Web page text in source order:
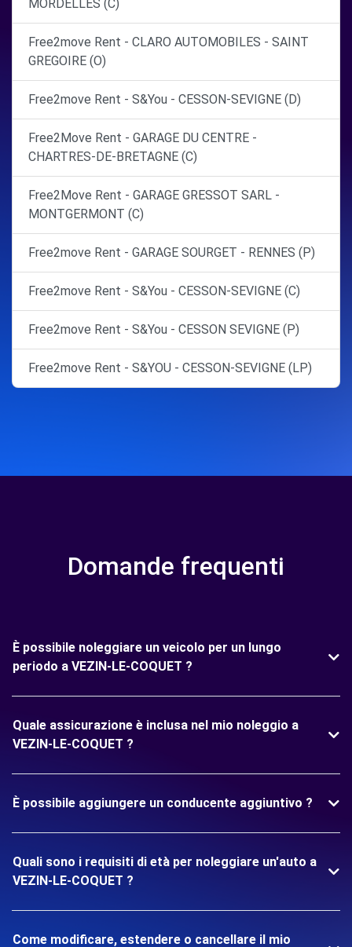
MORDELLES (C)
Free2move Rent - CLARO AUTOMOBILES - SAINT
GREGOIRE (O)
Free2move Rent - S&You - CESSON-SEVIGNE (D)
Free2Move Rent - GARAGE DU CENTRE -
CHARTRES-DE-BRETAGNE (C)
Free2Move Rent - GARAGE GRESSOT SARL -
MONTGERMONT (C)
Free2move Rent - GARAGE SOURGET - RENNES (P)
Free2move Rent - S&You - CESSON-SEVIGNE (C)
Free2move Rent - S&You - CESSON SEVIGNE (P)
Free2move Rent - S&YOU - CESSON-SEVIGNE (LP)
Domande frequenti
È possibile noleggiare un veicolo per un lungo
periodo a VEZIN-LE-COQUET ?
Quale assicurazione è inclusa nel mio noleggio a
VEZIN-LE-COQUET ?
È possibile aggiungere un conducente aggiuntivo ?
Quali sono i requisiti di età per noleggiare un'auto a
VEZIN-LE-COQUET ?
Come modificare, estendere o cancellare il mio